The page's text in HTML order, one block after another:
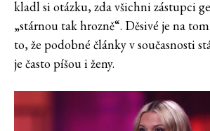
kladl si otázku, zda všichni zástupci
„stárnou tak hrozně“. Děsivé je na
to, že podobné články v současnosti
je často píšou i ženy.